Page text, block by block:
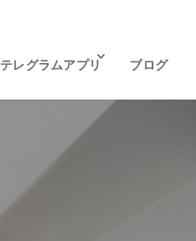
テレグラムアプリ ブログ